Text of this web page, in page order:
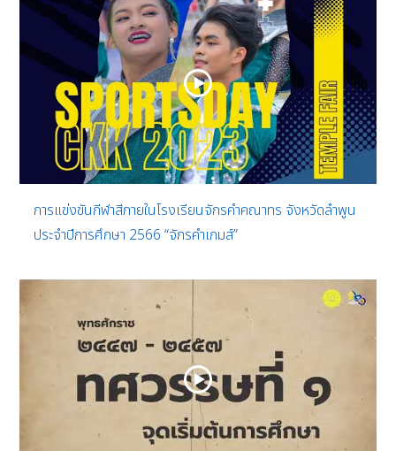
การแข่งขันกีฬาสีภายในโรงเรียนจักรคำคณาทร จังหวัดลำพูน
ประจำปีการศึกษา 2566 “จักรคำเกมส์”